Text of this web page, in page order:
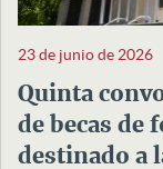
23 de junio de 2026
Quinta
de becas de
destinado a